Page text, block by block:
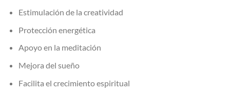
Estimulación de la creatividad
Protección energética
Apoyo en la meditación
Mejora del sueño
Facilita el crecimiento espiritual